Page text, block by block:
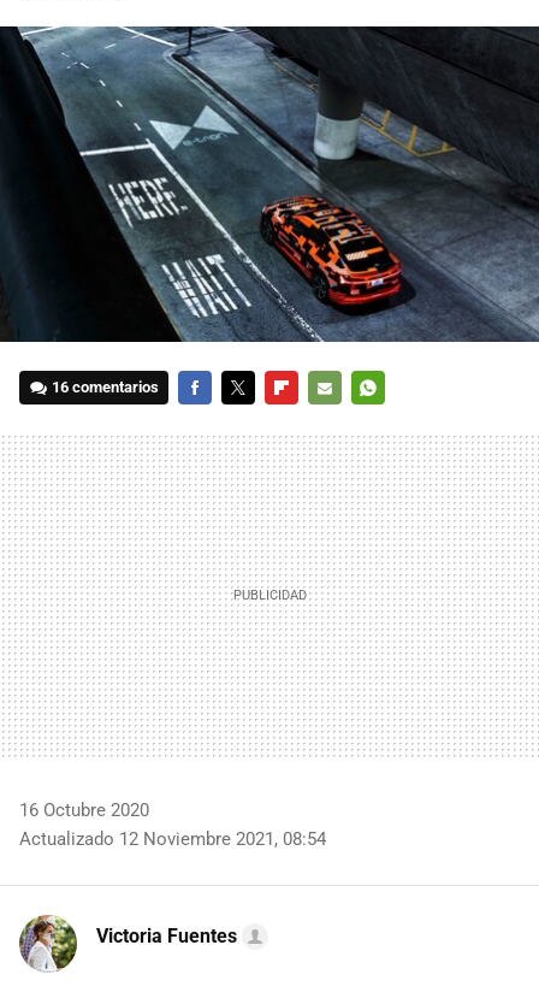
16 comentarios
MAIL
16 Octubre 2020
Actualizado 12 Noviembre 2021, 08:54
Victoria Fuentes